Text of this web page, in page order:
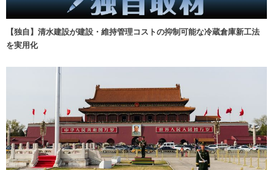
【独自】清水建設が建設・維持管理コストの抑制可能な冷蔵倉庫新工法
を実用化